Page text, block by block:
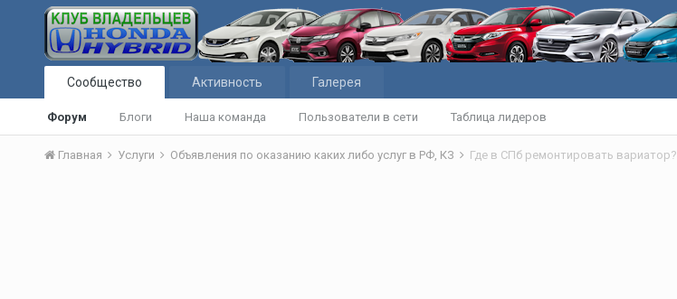
Сообщество
Форум Блоги Наша команда Пользователи в сети Таблица лидеров
Активность Галерея
Главная Услуги Объявления по оказанию каких либо услуг в РФ, КЗ Где в СПб ремонтировать вариатор?